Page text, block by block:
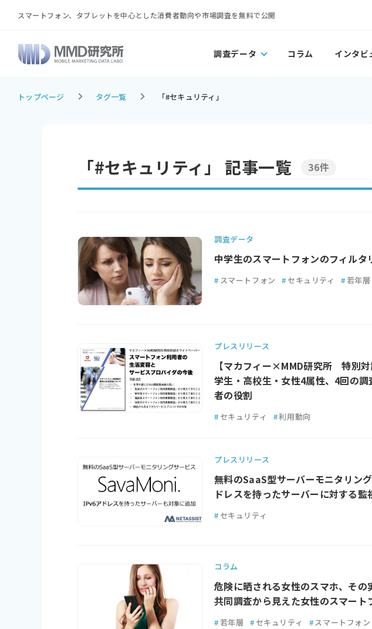
スマートフォン、タブレットを中心とした消費者動向や市場調査を無料で公開
調査データ コラム インタビ
トップページ タグ一覧 「#セキュリティ」
「#セキュリティ」 記事一覧 36件
調査データ
中学生のスマートフォンのフィル
# スマートフォン # セキュリティ #若年層
プレスリリース
【マカフィー×MMD研究所 特別
学生・高校生・女性4属性、4回の
者の役割
# セキュリティ #利用動向
プレスリリース
無料のSaaS型サーバーモニタリン
ドレスを持ったサーバーに対する
# セキュリティ
コラム
危険に晒される女性のスマホ、そ
共同調査から見えた女性のスマート
#若年層 # セキュリティ #スマートフォン